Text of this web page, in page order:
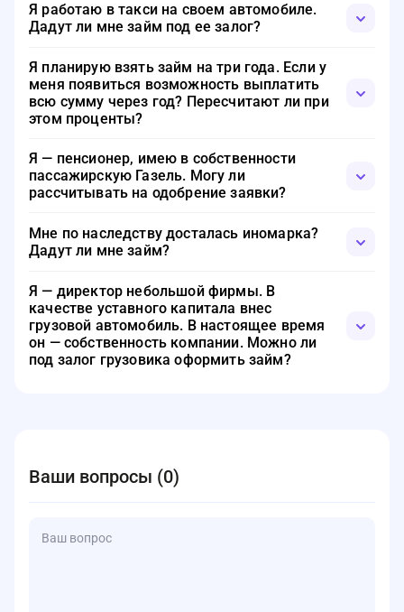
препятствие в отношении использования машины. Вы
только не сможете ее продать и перезаложить.
Я работаю в такси на своем автомобиле.
Дадут ли мне займ под ее залог?
заявки.
Я планирую взять займ на три года. Если у
меня появиться возможность выплатить
всю сумму через год? Пересчитают ли при
этом проценты?
любое удобное для вас время. Проценты будут
начислены только на фактическое время пользования
деньгами.
Я — пенсионер, имею в собственности
пассажирскую Газель. Могу ли
рассчитывать на одобрение заявки?
позволит справиться с долговыми обязательствами, то
высока вероятность одобрения займа.
Мне по наследству досталась иномарка?
Дадут ли мне займ?
стал вашей собственностью, и авто не находится в
залоге, подавайте заявку и ожидайте одобрения. Если
не будет иных препятствий, то заемные средства вам
выдадут.
Я — директор небольшой фирмы. В
качестве уставного капитала внес
грузовой автомобиль. В настоящее время
он — собственность компании. Можно ли
под залог грузовика оформить займ?
Ваши вопросы (0)